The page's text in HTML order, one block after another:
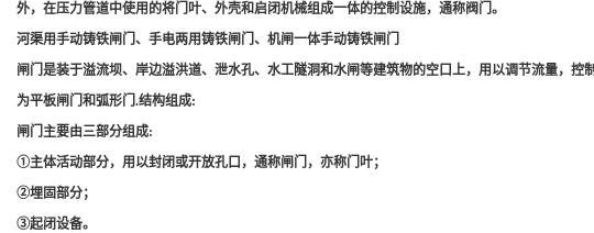
外，在压力管道中使用的将门叶、外壳和启闭机械组成一体的控制设施，通称阀门。
河渠用手动铸铁闸门、手电两用铸铁闸门、机闸一体手动铸铁闸门
闸门是装于溢流坝、岸边溢洪道、泄水孔、水工隧洞和水闸等建筑物的空口上，用以调节流量，
为平板闸门和弧形门.结构组成:
闸门主要由三部分组成:
①主体活动部分，用以封闭或开放孔口，通称闸门，亦称门叶；
②埋固部分；
③起闭设备。